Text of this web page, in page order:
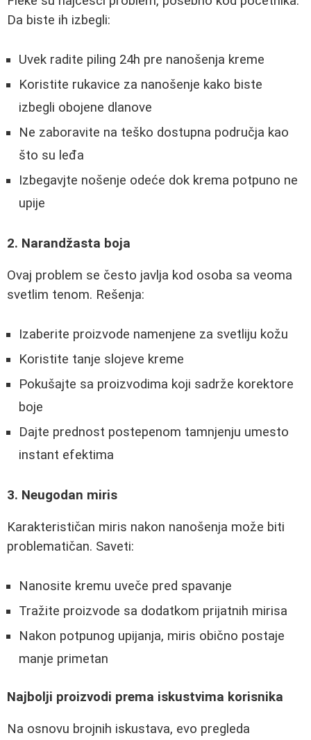
Da biste ih izbegli:
Uvek radite piling 24h pre nanošenja kreme
Koristite rukavice za nanošenje kako biste
izbegli obojene dlanove
Ne zaboravite na teško dostupna područja kao
što su leđa
Izbegavjte nošenje odeće dok krema potpuno ne
upije
2. Narandžasta boja
Ovaj problem se često javlja kod osoba sa veoma
svetlim tenom. Rešenja:
Izaberite proizvode namenjene za svetliju kožu
Koristite tanje slojeve kreme
Pokušajte sa proizvodima koji sadrže korektore
boje
Dajte prednost postepenom tamnjenju umesto
instant efektima
3. Neugodan miris
Karakterističan miris nakon nanošenja može biti
problematičan. Saveti:
Nanosite kremu uveče pred spavanje
Tražite proizvode sa dodatkom prijatnih mirisa
Nakon potpunog upijanja, miris obično postaje
manje primetan
Najbolji proizvodi prema iskustvima korisnika
Na osnovu brojnih iskustava, evo pregleda